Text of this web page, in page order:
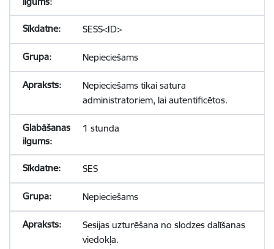
SESS<ID>
Nepieciešams
Nepieciešams tikai satura
administratoriem, lai autentificētos.
1 stunda
SES
Nepieciešams
Sesijas uzturēšana no slodzes dalīšanas
viedokļa.